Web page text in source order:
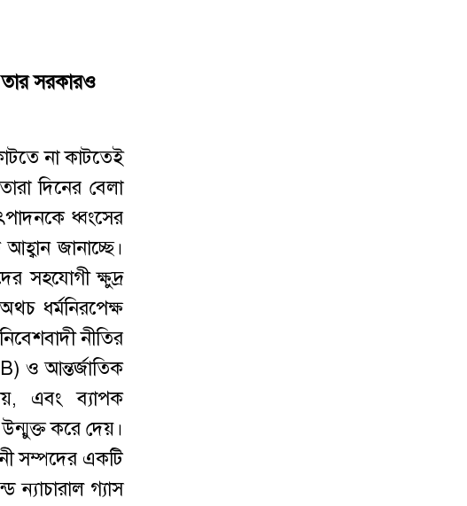
তার সরকারও
না কাটতেই
দিনের বেলা
ধ্বংসের
জানাচ্ছে।
সহযোগী ক্ষুদ্র
ধর্মনিরপেক্ষ
নীতির
ও আন্তর্জাতিক
এবং ব্যাপক
করে দেয়।
সম্পদের একটি
ন্যাচারাল গ্যাস